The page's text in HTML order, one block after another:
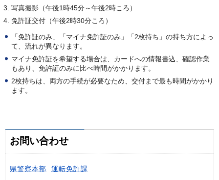
写真撮影（午後1時45分～午後2時ころ）
免許証交付（午後2時30分ころ）
「免許証のみ」「マイナ免許証のみ」「2枚持ち」の持ち方によっ
て、流れが異なります。
マイナ免許証を希望する場合は、カードへの情報書込、確認作業
もあり、免許証のみに比べ時間がかかります。
2枚持ちは、両方の手続が必要なため、交付まで最も時間がかかり
ます。
お問い合わせ
県警察本部
運転免許課